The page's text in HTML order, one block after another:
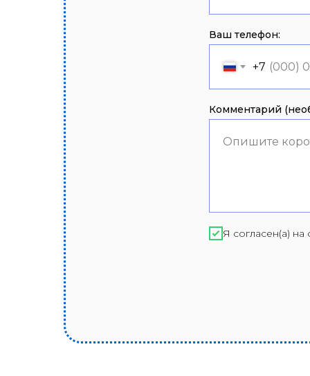
Ваш телефон:
+7
Комментарий
Опишите
Я согласен(а)